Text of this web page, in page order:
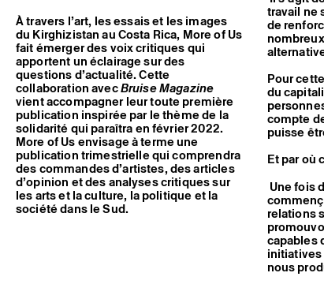
À travers l’art, les essais et les images
du Kirghizistan au Costa Rica, More of Us
fait émerger des voix critiques qui
apportent un éclairage sur des
questions d’actualité. Cette
collaboration avecBruise Magazine
vient accompagner leur toute première
publication inspirée par le thème de la
solidarité qui paraîtra en février 2022.
More of Us envisage à terme une
publication trimestrielle qui comprendra
des commandes d’artistes, des articles
d’opinion et des analyses critiques sur
les arts et la culture, la politique et la
société dans le Sud.
travail ne
de
Pour
du
compte
puisse
Et par où
Une fois
relations
capables
initiatives
nous